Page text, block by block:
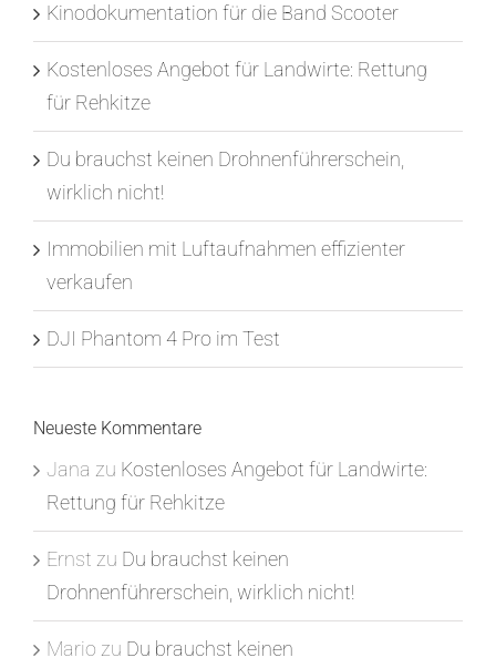
Kinodokumentation für die Band Scooter
Kostenloses Angebot für Landwirte: Rettung
für Rehkitze
Du brauchst keinen Drohnenführerschein,
wirklich nicht!
Immobilien mit Luftaufnahmen effizienter
verkaufen
DJI Phantom 4 Pro im Test
Neueste Kommentare
Jana zu Kostenloses Angebot für Landwirte:
Rettung für Rehkitze
Ernst zu Du brauchst keinen
Drohnenführerschein, wirklich nicht!
Mario zu Du brauchst keinen